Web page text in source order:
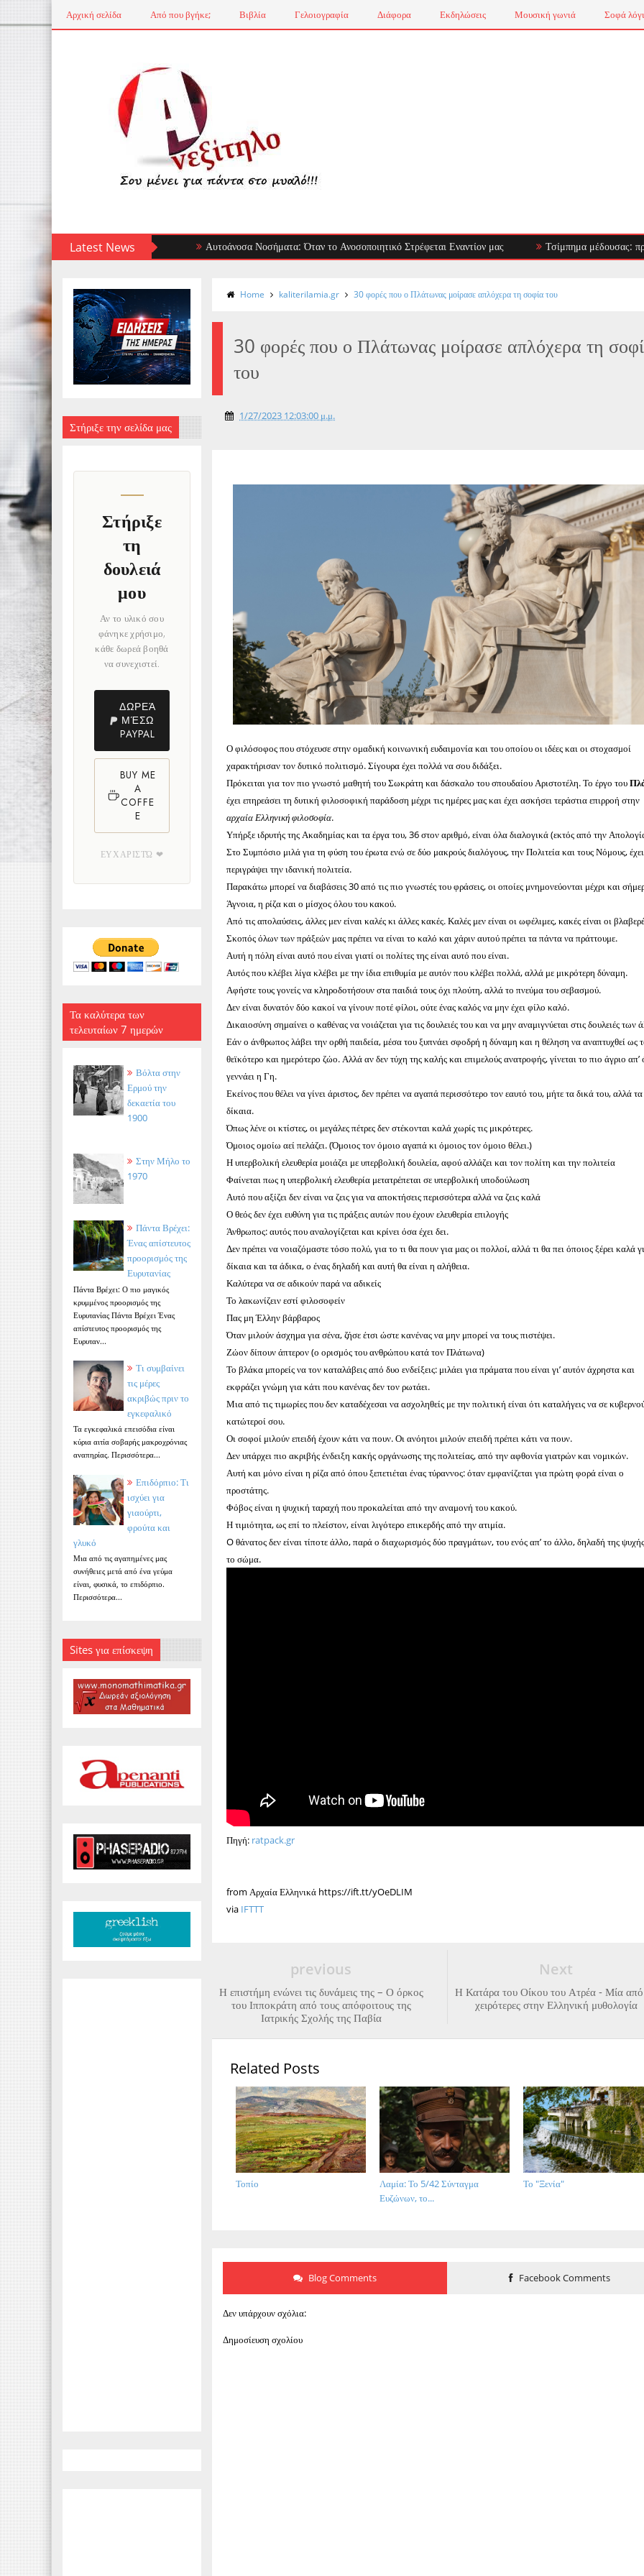
Αρχική σελίδα Από που βγήκε; Βιβλία Γελοιογραφία Διάφορα Εκδηλώσεις Μουσική γωνιά Σοφά
Latest News Αυτοάνοσα Νοσήματα: Όταν το Ανοσοποιητικό Στρέφεται Εναντίον μας Τσίμπημα μέδουσας: πρώτες
Στήριξε την σελίδα μας
Στήριξε
τη
δουλειά
μου
Αν το υλικό σου
φάνηκε χρήσιμο,
κάθε δωρεά βοηθά
να συνεχιστεί.
ΔΩΡΕΆ
ΜΈΣΩ
PAYPAL
BUY ME
A
COFFE
E
ΕΥΧΑΡΙΣΤΏ ❤
Τα καλύτερα των
τελευταίων 7 ημερών
Βόλτα στην
Ερμού την
δεκαετία του
1900
Στην Μήλο το
1970
Πάντα Βρέχει:
Ένας απίστευτος
προορισμός της
Ευρυτανίας
Πάντα Βρέχει: Ο πιο μαγικός
κρυμμένος προορισμός της
Ευρυτανίας Πάντα Βρέχει Ένας
απίστευτος προορισμός της
Ευρυταν...
Τι συμβαίνει
τις μέρες
ακριβώς πριν το
εγκεφαλικό
Τα εγκεφαλικά επεισόδια είναι
κύρια αιτία σοβαρής μακροχρόνιας
αναπηρίας. Περισσότερα...
Επιδόρπιο: Τι
ισχύει για
γιαούρτι,
φρούτα και
γλυκό
Μια από τις αγαπημένες μας
συνήθειες μετά από ένα γεύμα
είναι, φυσικά, το επιδόρπιο.
Περισσότερα...
Sites για επίσκεψη
Home kaliterilamia.gr 30 φορές που ο Πλάτωνας μοίρασε απλόχερα τη σοφία του
30 φορές που ο Πλάτωνας μοίρασε απλόχερα τη
του
1/27/2023 12:03:00 μ.μ.
Ο φιλόσοφος που στόχευσε στην ομαδική κοινωνική ευδαιμονία και του οποίου οι ιδέες και οι στοχασμοί
χαρακτήρισαν τον δυτικό πολιτισμό. Σίγουρα έχει πολλά να σου διδάξει.
Πρόκειται για τον πιο γνωστό μαθητή του Σωκράτη και δάσκαλο του σπουδαίου Αριστοτέλη. Το έργο του
έχει επηρεάσει τη δυτική φιλοσοφική παράδοση μέχρι τις ημέρες μας και έχει ασκήσει τεράστια επιρροή στην
αρχαία Ελληνική φιλοσοφία.
Υπήρξε ιδρυτής της Ακαδημίας και τα έργα του, 36 στον αριθμό, είναι όλα διαλογικά (εκτός από την
Στο Συμπόσιο μιλά για τη φύση του έρωτα ενώ σε δύο μακρούς διαλόγους, την Πολιτεία και τους Νόμους, έχει
περιγράψει την ιδανική πολιτεία.
Παρακάτω μπορεί να διαβάσεις 30 από τις πιο γνωστές του φράσεις, οι οποίες μνημονεύονται μέχρι και
Άγνοια, η ρίζα και ο μίσχος όλου του κακού.
Από τις απολαύσεις, άλλες μεν είναι καλές κι άλλες κακές. Καλές μεν είναι οι ωφέλιμες, κακές είναι οι
Σκοπός όλων των πράξεών μας πρέπει να είναι το καλό και χάριν αυτού πρέπει τα πάντα να πράττουμε.
Αυτή η πόλη είναι αυτό που είναι γιατί οι πολίτες της είναι αυτό που είναι.
Αυτός που κλέβει λίγα κλέβει με την ίδια επιθυμία με αυτόν που κλέβει πολλά, αλλά με μικρότερη δύναμη.
Αφήστε τους γονείς να κληροδοτήσουν στα παιδιά τους όχι πλούτη, αλλά το πνεύμα του σεβασμού.
Δεν είναι δυνατόν δύο κακοί να γίνουν ποτέ φίλοι, ούτε ένας καλός να μην έχει φίλο καλό.
Δικαιοσύνη σημαίνει ο καθένας να νοιάζεται για τις δουλειές του και να μην αναμιγνύεται στις δουλειές των
Εάν ο άνθρωπος λάβει την ορθή παιδεία, μέσα του ξυπνάει σφοδρή η δύναμη και η θέληση να αναπτυχθεί ως
θεϊκότερο και ημερότερο ζώο. Αλλά αν δεν τύχη της καλής και επιμελούς ανατροφής, γίνεται το πιο άγριο απ’
γεννάει η Γη.
Εκείνος που θέλει να γίνει άριστος, δεν πρέπει να αγαπά περισσότερο τον εαυτό του, μήτε τα δικά του, αλλά τα
δίκαια.
Όπως λένε οι κτίστες, οι μεγάλες πέτρες δεν στέκονται καλά χωρίς τις μικρότερες.
Όμοιος ομοίω αεί πελάζει. (Όμοιος τον όμοιο αγαπά κι όμοιος τον όμοιο θέλει.)
Η υπερβολική ελευθερία μοιάζει με υπερβολική δουλεία, αφού αλλάζει και τον πολίτη και την πολιτεία
Φαίνεται πως η υπερβολική ελευθερία μετατρέπεται σε υπερβολική υποδούλωση
Αυτό που αξίζει δεν είναι να ζεις για να αποκτήσεις περισσότερα αλλά να ζεις καλά
Ο θεός δεν έχει ευθύνη για τις πράξεις αυτών που έχουν ελευθερία επιλογής
Άνθρωπος: αυτός που αναλογίζεται και κρίνει όσα έχει δει.
Δεν πρέπει να νοιαζόμαστε τόσο πολύ, για το τι θα πουν για μας οι πολλοί, αλλά τι θα πει όποιος ξέρει καλά
δίκαια και τα άδικα, ο ένας δηλαδή και αυτή θα είναι η αλήθεια.
Καλύτερα να σε αδικούν παρά να αδικείς
Το λακωνίζειν εστί φιλοσοφείν
Πας μη Έλλην βάρβαρος
Όταν μιλούν άσχημα για σένα, ζήσε έτσι ώστε κανένας να μην μπορεί να τους πιστέψει.
Ζώον δίπουν άπτερον (ο ορισμός του ανθρώπου κατά τον Πλάτωνα)
Το βλάκα μπορείς να τον καταλάβεις από δυο ενδείξεις: μιλάει για πράματα που είναι γι’ αυτόν άχρηστα και
εκφράζει γνώμη για κάτι που κανένας δεν τον ρωτάει.
Μια από τις τιμωρίες που δεν καταδέχεσαι να ασχοληθείς με την πολιτική είναι ότι καταλήγεις να σε
κατώτεροί σου.
Οι σοφοί μιλούν επειδή έχουν κάτι να πουν. Οι ανόητοι μιλούν επειδή πρέπει κάτι να πουν.
Δεν υπάρχει πιο ακριβής ένδειξη κακής οργάνωσης της πολιτείας, από την αφθονία γιατρών και νομικών.
Αυτή και μόνο είναι η ρίζα από όπου ξεπετιέται ένας τύραννος: όταν εμφανίζεται για πρώτη φορά είναι ο
προστάτης.
Φόβος είναι η ψυχική ταραχή που προκαλείται από την αναμονή του κακού.
Η τιμιότητα, ως επί το πλείστον, είναι λιγότερο επικερδής από την ατιμία.
O θάνατος δεν είναι τίποτε άλλο, παρά ο διαχωρισμός δύο πραγμάτων, του ενός απ’ το άλλο, δηλαδή της
το σώμα.
Πηγή: ratpack.gr
from Αρχαία Ελληνικά https://ift.tt/yOeDLIM
via IFTTT
Next
Η Κατάρα του Οίκου του Ατρέα - Μία από
χειρότερες στην Ελληνική μυθολογία
previous
Η επιστήμη ενώνει τις δυνάμεις της – Ο όρκος
του Ιπποκράτη από τους απόφοιτους της
Ιατρικής Σχολής της Παβία
Related Posts
Το "Ξενία"
Λαμία: Το 5/42 Σύνταγμα
Ευζώνων, το...
Τοπίο
Blog Comments Facebook Comments
Δεν υπάρχουν σχόλια:
Δημοσίευση σχολίου